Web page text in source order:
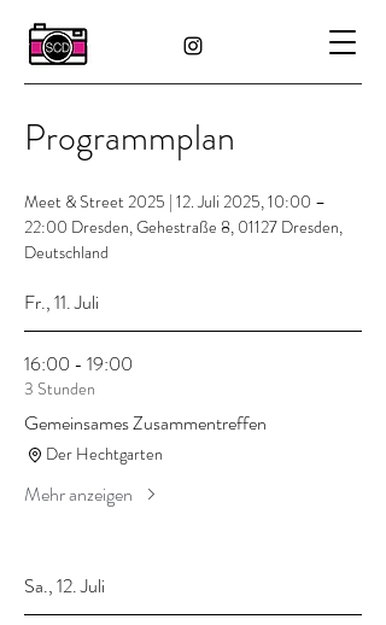
Programmplan
Meet & Street 2025 | 12. Juli 2025, 10:00 –
22:00 Dresden, Gehestraße 8, 01127 Dresden,
Deutschland
Fr., 11. Juli
16:00 - 19:00
3 Stunden
Gemeinsames Zusammentreffen
Der Hechtgarten
Mehr anzeigen
Sa., 12. Juli